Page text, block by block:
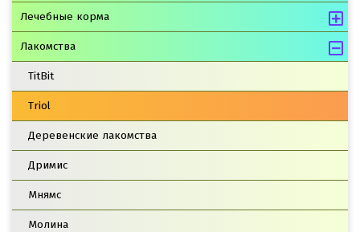
Лечебные корма
Лакомства
TitBit
Triol
Деревенские лакомства
Дримис
Мнямс
Молина